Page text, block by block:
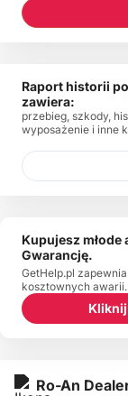
Ro-An
Raport historii
zawiera:
przebieg, szkody,
wyposażenie i inne
Kupujesz młode
Gwarancję.
GetHelp.pl
kosztownych awarii.